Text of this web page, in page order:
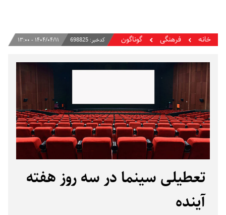
خانه فرهنگی گوناگون کدخبر: 698825 ۱۴۰۴/۰۴/۱۱ - ۱۳:۰۰
تعطیلی سینما در سه روز هفته
آینده